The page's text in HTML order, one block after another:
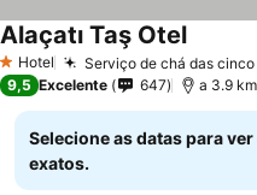
1 Estrelas
Hotel Serviço de chá das
Alaçatı Taş OtelVer
9,5 Excelente 647 a 3.9
Selecione as datas para
exatos.